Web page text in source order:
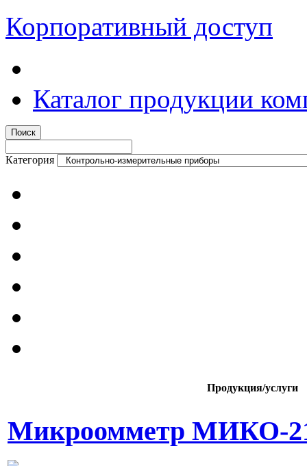
Корпоративный доступ
Каталог продукции
Категория
Продукция/услуги
Микроомметр МИКО-